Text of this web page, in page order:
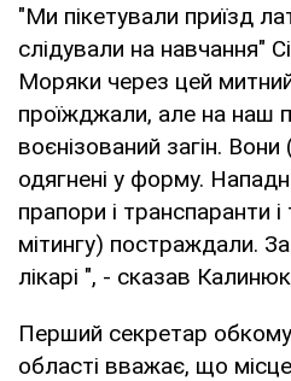
"Ми пікетували приїзд
слідували на навчання"
Моряки через цей
проїжджали, але на наш
воєнізований загін.
одягнені у форму.
прапори і транспаранти
мітингу) постраждали.
лікарі ", - сказав
Перший секретар обкому
області вважає, що